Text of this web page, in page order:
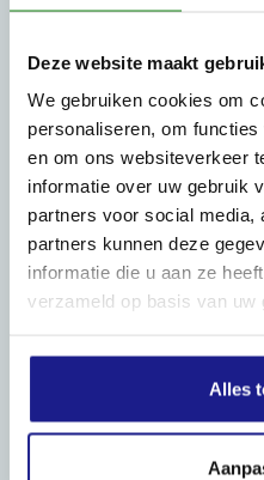
Deze website maakt
We gebruiken cookies om
personaliseren, om
en om ons websiteverkeer
informatie over uw gebruik
partners voor social media,
partners kunnen deze
informatie die u aan ze
verzameld op basis van
Alles
OPENINGSTIJDEN
Maandag t/m vrijdag:
Zaterdag: 09:00 - 12:00
Zondag: gesloten
Routebeschrijving